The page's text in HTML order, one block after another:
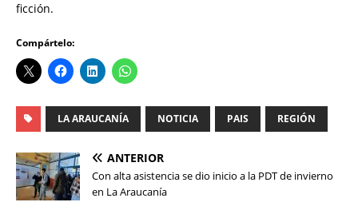
ficción.
Compártelo:
LA ARAUCANÍA NOTICIA PAIS REGIÓN
ANTERIOR
Con alta asistencia se dio inicio a la PDT de invierno
en La Araucanía